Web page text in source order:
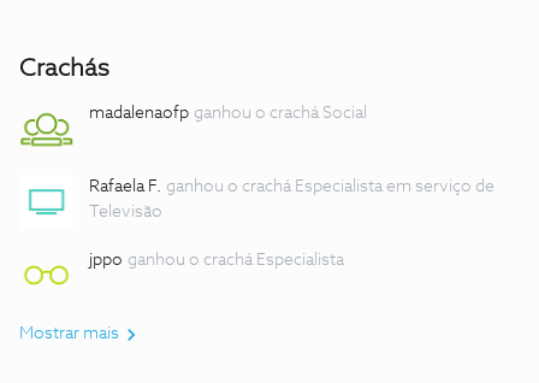
Crachás
madalenaofp ganhou o crachá Social
Rafaela F. ganhou o crachá Especialista em serviço de
Televisão
jppo ganhou o crachá Especialista
Mostrar mais